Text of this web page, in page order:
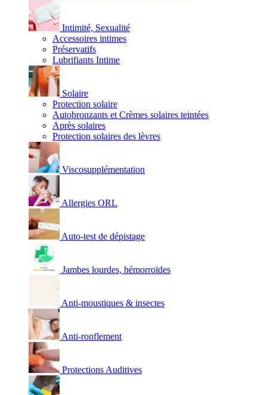
Intimité, Sexualité
Accessoires intimes
Préservatifs
Lubrifiants Intime
Solaire
Protection solaire
Autobronzants et Crèmes solaires teintées
Après solaires
Protection solaires des lèvres
Viscosupplémentation
Allergies ORL
Auto-test de dépistage
Jambes lourdes, hémorroïdes
Anti-moustiques & insectes
Anti-ronflement
Protections Auditives